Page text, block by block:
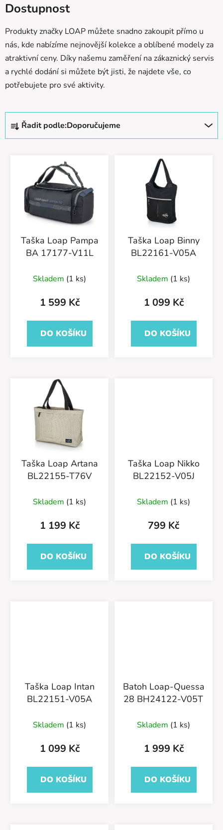
Dostupnost
Produkty značky LOAP můžete snadno zakoupit přímo u
nás, kde nabízíme nejnovější kolekce a oblíbené modely za
atraktivní ceny. Díky našemu zaměření na zákaznický servis
a rychlé dodání si můžete být jisti, že najdete vše, co
potřebujete pro své aktivity.
Ř
z
Řadit podle:Doporučujeme
Taška Loap Pampa
BA 17177-V11L
Skladem (1 ks)
1 599 Kč
DO KOŠÍKU
Taška Loap Binny
BL22161-V05A
Skladem (1 ks)
1 099 Kč
DO KOŠÍKU
Taška Loap Artana
BL22155-T76V
Skladem (1 ks)
1 199 Kč
DO KOŠÍKU
Taška Loap Nikko
BL22152-V05J
Skladem (1 ks)
799 Kč
DO KOŠÍKU
Taška Loap Intan
BL22151-V05A
Skladem (1 ks)
1 099 Kč
DO KOŠÍKU
Batoh Loap-Quessa
28 BH24122-V05T
Skladem (1 ks)
1 999 Kč
DO KOŠÍKU